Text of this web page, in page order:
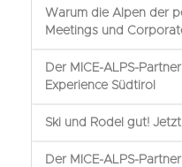
Warum die Alpen der
Meetings und
Der MICE-ALPS-
Experience Südtirol
Ski und Rodel gut!
Der MICE-ALPS-